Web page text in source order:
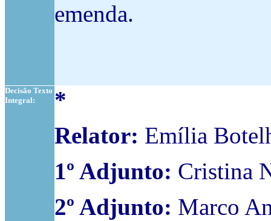
emenda.
Decisão Texto
Integral:
*
Relator: Emília
1º Adjunto: Cristina
2º Adjunto: Marco